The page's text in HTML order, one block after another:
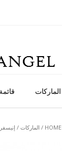
الماركات
HOME
/ الماركات /